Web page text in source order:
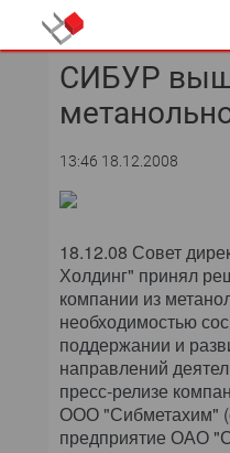
СИБУР
13:46 18.12.2008
18.12.08 Совет
Холдинг" принял
компании из
необходимостью
поддержании и
направлений
пресс-релизе
ООО "Сибметахим"
предприятие ОАО